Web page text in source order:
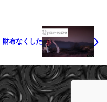
財布なくした